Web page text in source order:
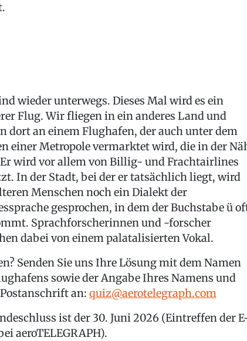
wieder unterwegs. Dieses Mal wird es ein
Flug. Wir fliegen in ein anderes Land und
dort an einem Flughafen, der auch unter dem
einer Metropole vermarktet wird, die in der
wird vor allem von Billig- und Frachtairlines
In der Stadt, bei der er tatsächlich liegt, wird
Menschen noch ein Dialekt der
gesprochen, in dem der Buchstabe ü
Sprachforscherinnen und -forscher
dabei von einem palatalisierten Vokal.
Senden Sie uns Ihre Lösung mit dem Namen
sowie der Angabe Ihres Namens und
an: quiz@aerotelegraph.com
ist der 30. Juni 2026 (Eintreffen der
aeroTELEGRAPH).